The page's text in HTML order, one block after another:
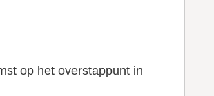
op het overstappunt in